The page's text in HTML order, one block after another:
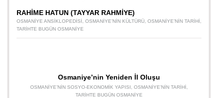
RAHİME HATUN (TAYYAR RAHMİYE)
OSMANIYE ANSIKLOPEDISI OSMANIYE’NIN KÜLTÜRÜ OSMANIYE’NIN TARIHI
TARIHTE BUGÜN OSMANIYE
Osmaniye’nin Yeniden İl Oluşu
OSMANIYE’NIN SOSYO-EKONOMIK YAPISI OSMANIYE’NIN TARIHI
TARIHTE BUGÜN OSMANIYE